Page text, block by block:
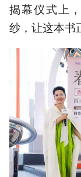
揭幕仪式上
纱，让这本书